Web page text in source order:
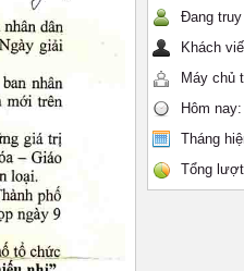
Đang truy
Khách
Máy chủ
Hôm nay:
Tháng
Tổng